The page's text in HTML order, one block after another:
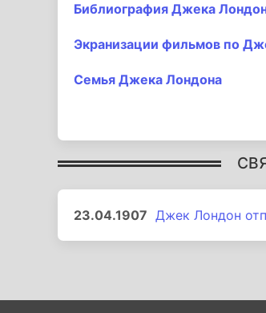
Библиография Джека
Экранизации фильмов по
Семья Джека Лондона
23.04.1907 Джек Лондон